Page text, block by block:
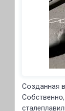
Созданная